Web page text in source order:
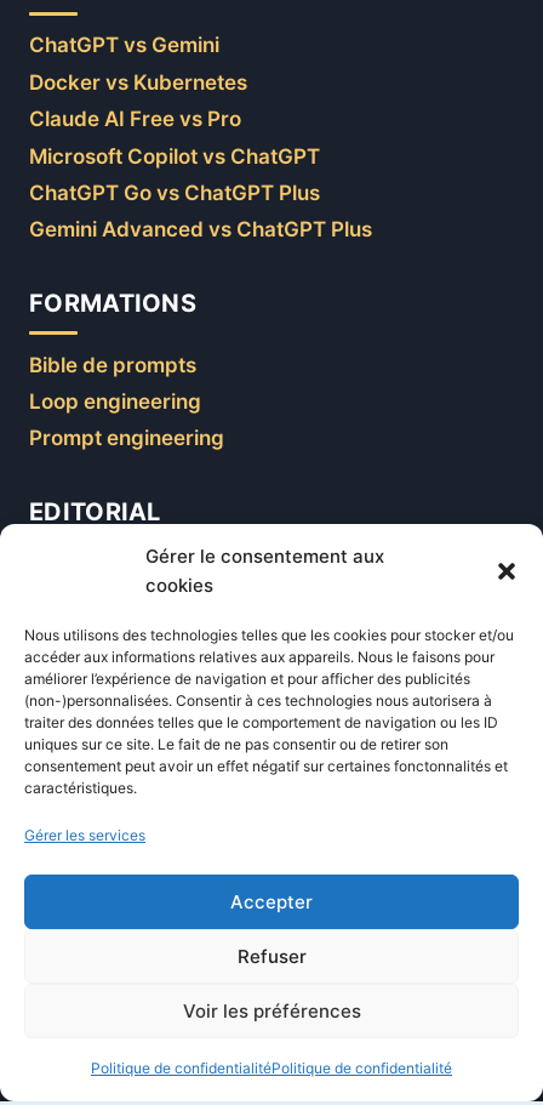
Gérer le consentement aux
cookies
Nous utilisons des technologies telles que les cookies pour stocker et/ou
accéder aux informations relatives aux appareils. Nous le faisons pour
améliorer l’expérience de navigation et pour afficher des publicités
(non-)personnalisées. Consentir à ces technologies nous autorisera à
traiter des données telles que le comportement de navigation ou les ID
uniques sur ce site. Le fait de ne pas consentir ou de retirer son
consentement peut avoir un effet négatif sur certaines fonctonnalités et
caractéristiques.
Gérer les services
Accepter
Refuser
Voir les préférences
Politique de confidentialitéPolitique de confidentialité
ChatGPT vs Gemini
Docker vs Kubernetes
Claude AI Free vs Pro
Microsoft Copilot vs ChatGPT
ChatGPT Go vs ChatGPT Plus
Gemini Advanced vs ChatGPT Plus
FORMATIONS
Bible de prompts
Loop engineering
Prompt engineering
EDITORIAL
Formations
Newsletter
Équipe éditoriale
Politique éditoriale
Méthodologie de test
Transparence et affiliation
CritiquePlus dans les médias
Contactez-nous
À propos de CritiquePlus